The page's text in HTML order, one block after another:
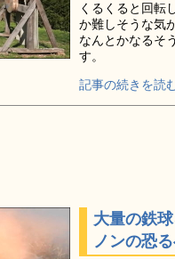
くるくると回転
か難しそうな気
なんとかなるそ
す。
記事の続きを読
大量の鉄
ノンの恐